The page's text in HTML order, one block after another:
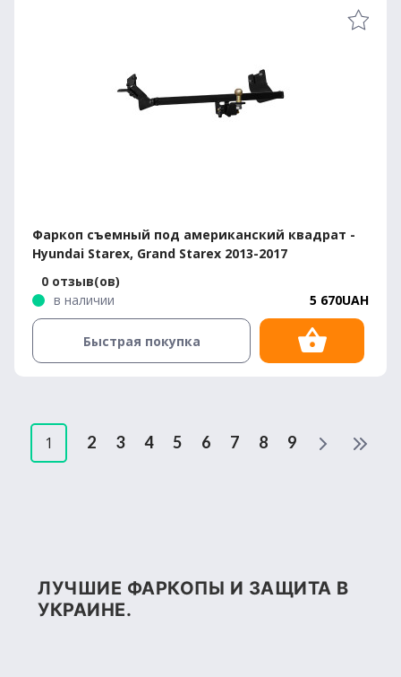
Фаркоп съемный под американский квадрат -
Hyundai Starex, Grand Starex 2013-2017
0 отзыв(ов)
в наличии
5 670UAH
Быстрая покупка
1 2 3 4 5 6 7 8 9
ЛУЧШИЕ ФАРКОПЫ И ЗАЩИТА В
УКРАИНЕ.